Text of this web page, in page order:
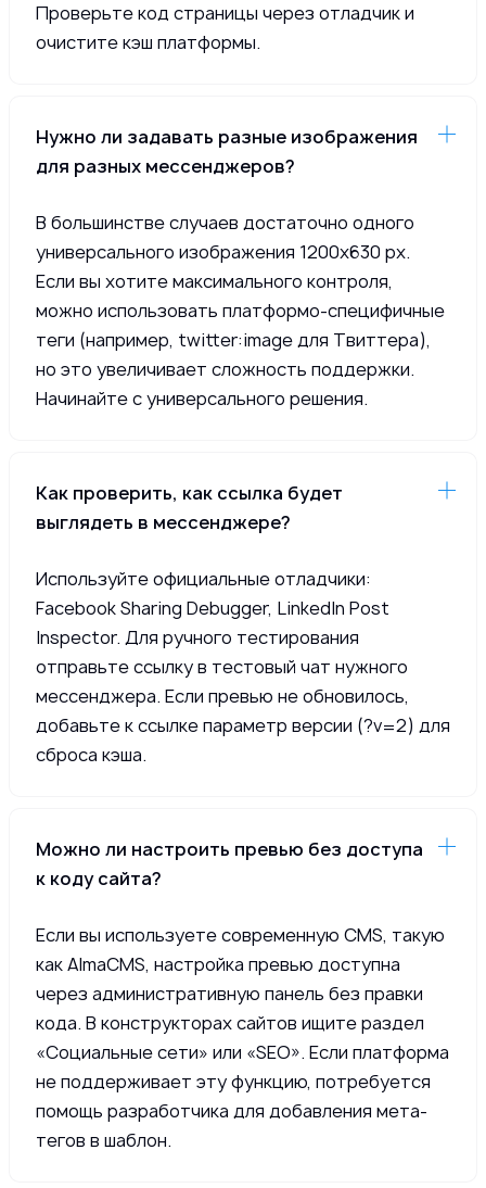
Проверьте код страницы через отладчик и
очистите кэш платформы.
Нужно ли задавать разные изображения
для разных мессенджеров?
В большинстве случаев достаточно одного
универсального изображения 1200x630 px.
Если вы хотите максимального контроля,
можно использовать платформо-специфичные
теги (например, twitter:image для Твиттера),
но это увеличивает сложность поддержки.
Начинайте с универсального решения.
Как проверить, как ссылка будет
выглядеть в мессенджере?
Используйте официальные отладчики:
Facebook Sharing Debugger, LinkedIn Post
Inspector. Для ручного тестирования
отправьте ссылку в тестовый чат нужного
мессенджера. Если превью не обновилось,
добавьте к ссылке параметр версии (?v=2) для
сброса кэша.
Можно ли настроить превью без доступа
к коду сайта?
Если вы используете современную CMS, такую
как AlmaCMS, настройка превью доступна
через административную панель без правки
кода. В конструкторах сайтов ищите раздел
«Социальные сети» или «SEO». Если платформа
не поддерживает эту функцию, потребуется
помощь разработчика для добавления мета-
тегов в шаблон.